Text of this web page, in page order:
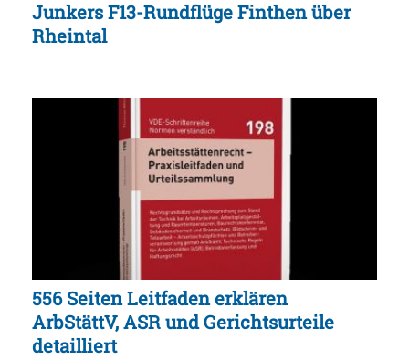
Junkers F13-Rundflüge Finthen über
Rheintal
556 Seiten Leitfaden erklären
ArbStättV, ASR und Gerichtsurteile
detailliert